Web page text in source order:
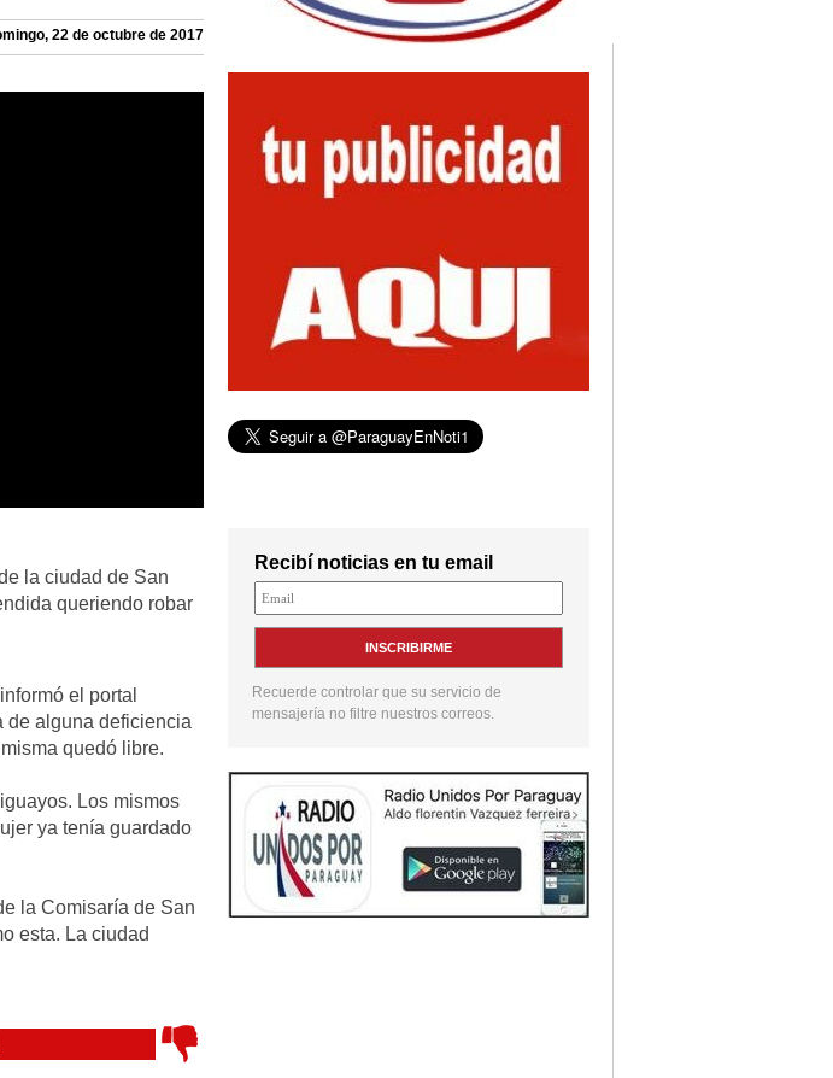
22 de octubre de 2017
la ciudad de San
queriendo robar
el portal
de alguna deficiencia
quedó libre.
Los mismos
ya tenía guardado
la Comisaría de San
esta. La ciudad
Recibí noticias en tu email
INSCRIBIRME
Recuerde controlar que su servicio de
mensajería no filtre nuestros correos.